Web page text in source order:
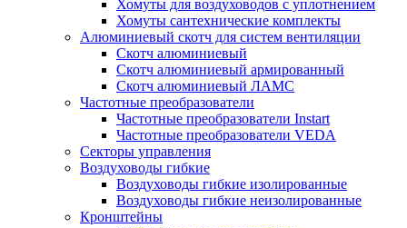
Хомуты для воздуховодов с уплотнением
Хомуты сантехнические комплекты
Алюминиевый скотч для систем вентиляции
Скотч алюминиевый
Скотч алюминиевый армированный
Скотч алюминиевый ЛАМС
Частотные преобразователи
Частотные преобразователи Instart
Частотные преобразователи VEDA
Секторы управления
Воздуховоды гибкие
Воздуховоды гибкие изолированные
Воздуховоды гибкие неизолированные
Кронштейны